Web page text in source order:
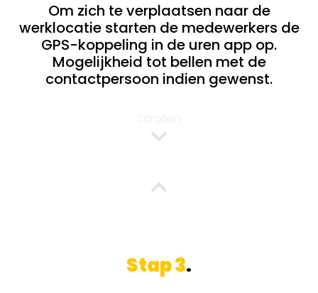
Om zich te verplaatsen naar de
werklocatie starten de medewerkers de
GPS-koppeling in de uren app op.
Mogelijkheid tot bellen met de
contactpersoon indien gewenst.
Scrollen
Stap 3.